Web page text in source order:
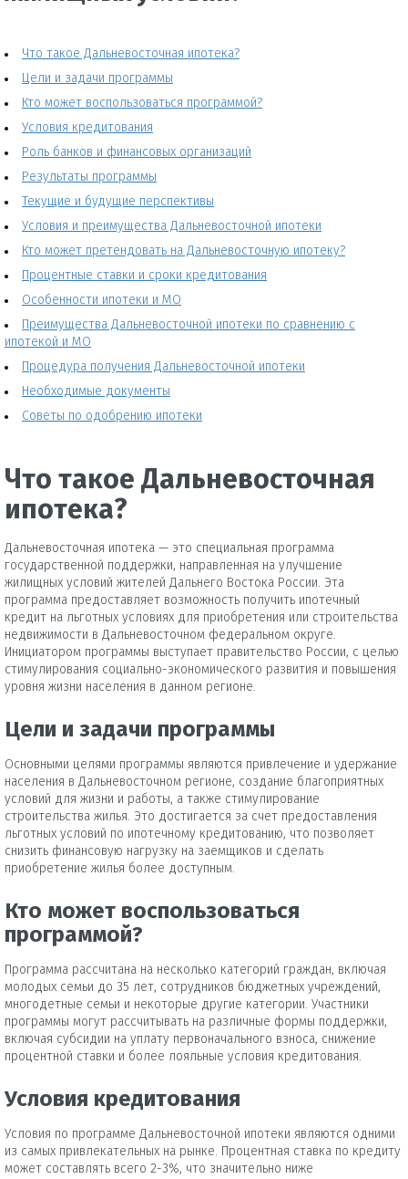
Что такое Дальневосточная ипотека?
Цели и задачи программы
Кто может воспользоваться программой?
Условия кредитования
Роль банков и финансовых организаций
Результаты программы
Текущие и будущие перспективы
Условия и преимущества Дальневосточной ипотеки
Кто может претендовать на Дальневосточную ипотеку?
Процентные ставки и сроки кредитования
Особенности ипотеки и МО
Преимущества Дальневосточной ипотеки по сравнению с
ипотекой и МО
Процедура получения Дальневосточной ипотеки
Необходимые документы
Советы по одобрению ипотеки
Что такое Дальневосточная
ипотека?
Дальневосточная ипотека — это специальная программа
государственной поддержки, направленная на улучшение
жилищных условий жителей Дальнего Востока России. Эта
программа предоставляет возможность получить ипотечный
кредит на льготных условиях для приобретения или строительства
недвижимости в Дальневосточном федеральном округе.
Инициатором программы выступает правительство России, с целью
стимулирования социально-экономического развития и повышения
уровня жизни населения в данном регионе.
Цели и задачи программы
Основными целями программы являются привлечение и удержание
населения в Дальневосточном регионе, создание благоприятных
условий для жизни и работы, а также стимулирование
строительства жилья. Это достигается за счет предоставления
льготных условий по ипотечному кредитованию, что позволяет
снизить финансовую нагрузку на заемщиков и сделать
приобретение жилья более доступным.
Кто может воспользоваться
программой?
Программа рассчитана на несколько категорий граждан, включая
молодых семьи до 35 лет, сотрудников бюджетных учреждений,
многодетные семьи и некоторые другие категории. Участники
программы могут рассчитывать на различные формы поддержки,
включая субсидии на уплату первоначального взноса, снижение
процентной ставки и более лояльные условия кредитования.
Условия кредитования
Условия по программе Дальневосточной ипотеки являются одними
из самых привлекательных на рынке. Процентная ставка по кредиту
может составлять всего 2-3%, что значительно ниже